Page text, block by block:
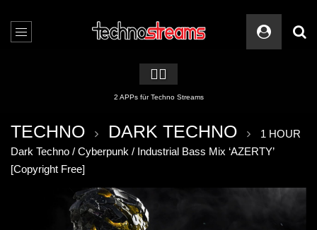
🏳️‍🌈
2 APPs für Techno Streams
TECHNO DARK TECHNO
1 HOUR
Dark Techno / Cyberpunk / Industrial Bass Mix ‘AZERTY’
[Copyright Free]